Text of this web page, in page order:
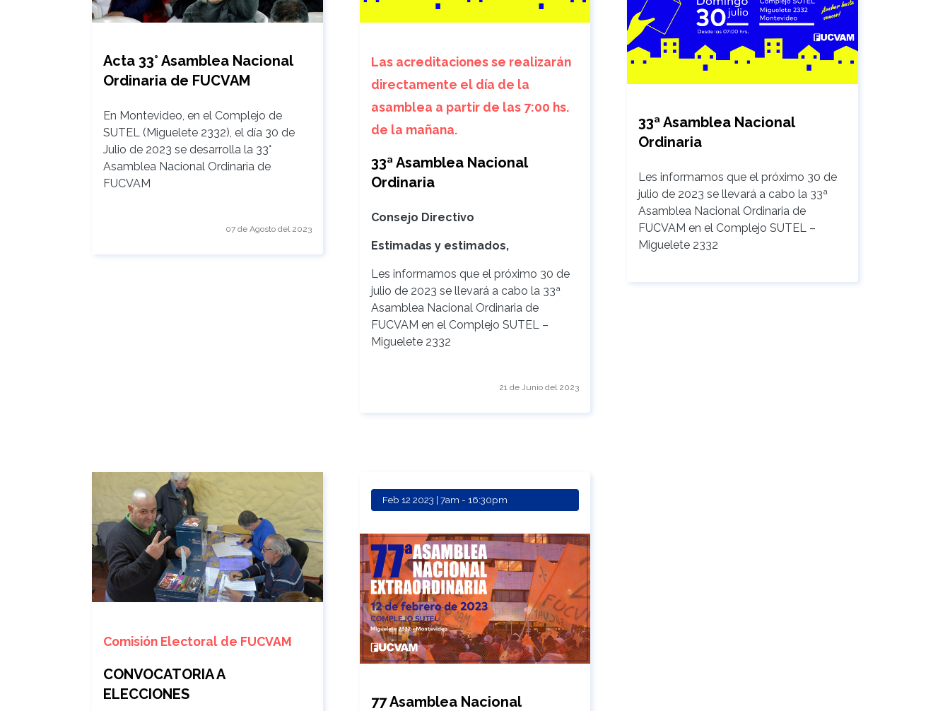
Acta 33° Asamblea Nacional
Ordinaria de FUCVAM
En Montevideo, en el Complejo de
SUTEL (Miguelete 2332), el día 30 de
Julio de 2023 se desarrolla la 33°
Asamblea Nacional Ordinaria de
FUCVAM
07 de Agosto del 2023
Las acreditaciones se realizarán
directamente el día de la
asamblea a partir de las 7:00 hs.
de la mañana.
33ª Asamblea Nacional
Ordinaria
Consejo Directivo
Estimadas y estimados,
Les informamos que el próximo 30 de
julio de 2023 se llevará a cabo la 33ª
Asamblea Nacional Ordinaria de
FUCVAM en el Complejo SUTEL –
Miguelete 2332
21 de Junio del 2023
33ª Asamblea Nacional
Ordinaria
Les informamos que el próximo 30 de
julio de 2023 se llevará a cabo la 33ª
Asamblea Nacional Ordinaria de
FUCVAM en el Complejo SUTEL –
Miguelete 2332
Comisión Electoral de FUCVAM
CONVOCATORIA A
ELECCIONES
Feb 12 2023 | 7am - 16:30pm
77 Asamblea Nacional